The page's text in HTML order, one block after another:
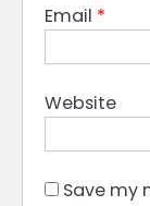
Email *
Website
Save my